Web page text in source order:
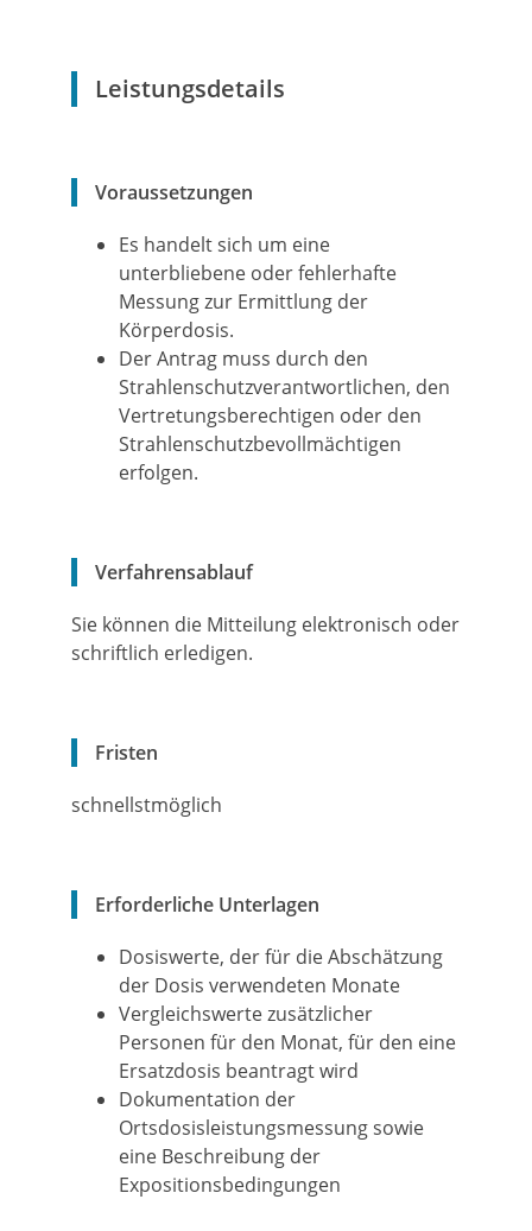
Leistungsdetails
Voraussetzungen
Es handelt sich um eine
unterbliebene oder fehlerhafte
Messung zur Ermittlung der
Körperdosis.
Der Antrag muss durch den
Strahlenschutzverantwortlichen, den
Vertretungsberechtigen oder den
Strahlenschutzbevollmächtigen
erfolgen.
Verfahrensablauf
Sie können die Mitteilung elektronisch oder
schriftlich erledigen.
Fristen
schnellstmöglich
Erforderliche Unterlagen
Dosiswerte, der für die Abschätzung
der Dosis verwendeten Monate
Vergleichswerte zusätzlicher
Personen für den Monat, für den eine
Ersatzdosis beantragt wird
Dokumentation der
Ortsdosisleistungsmessung sowie
eine Beschreibung der
Expositionsbedingungen